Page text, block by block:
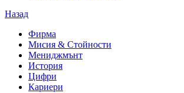
Назад
Фирма
Мисия & Стойности
Мениджмънт
История
Цифри
Кариери